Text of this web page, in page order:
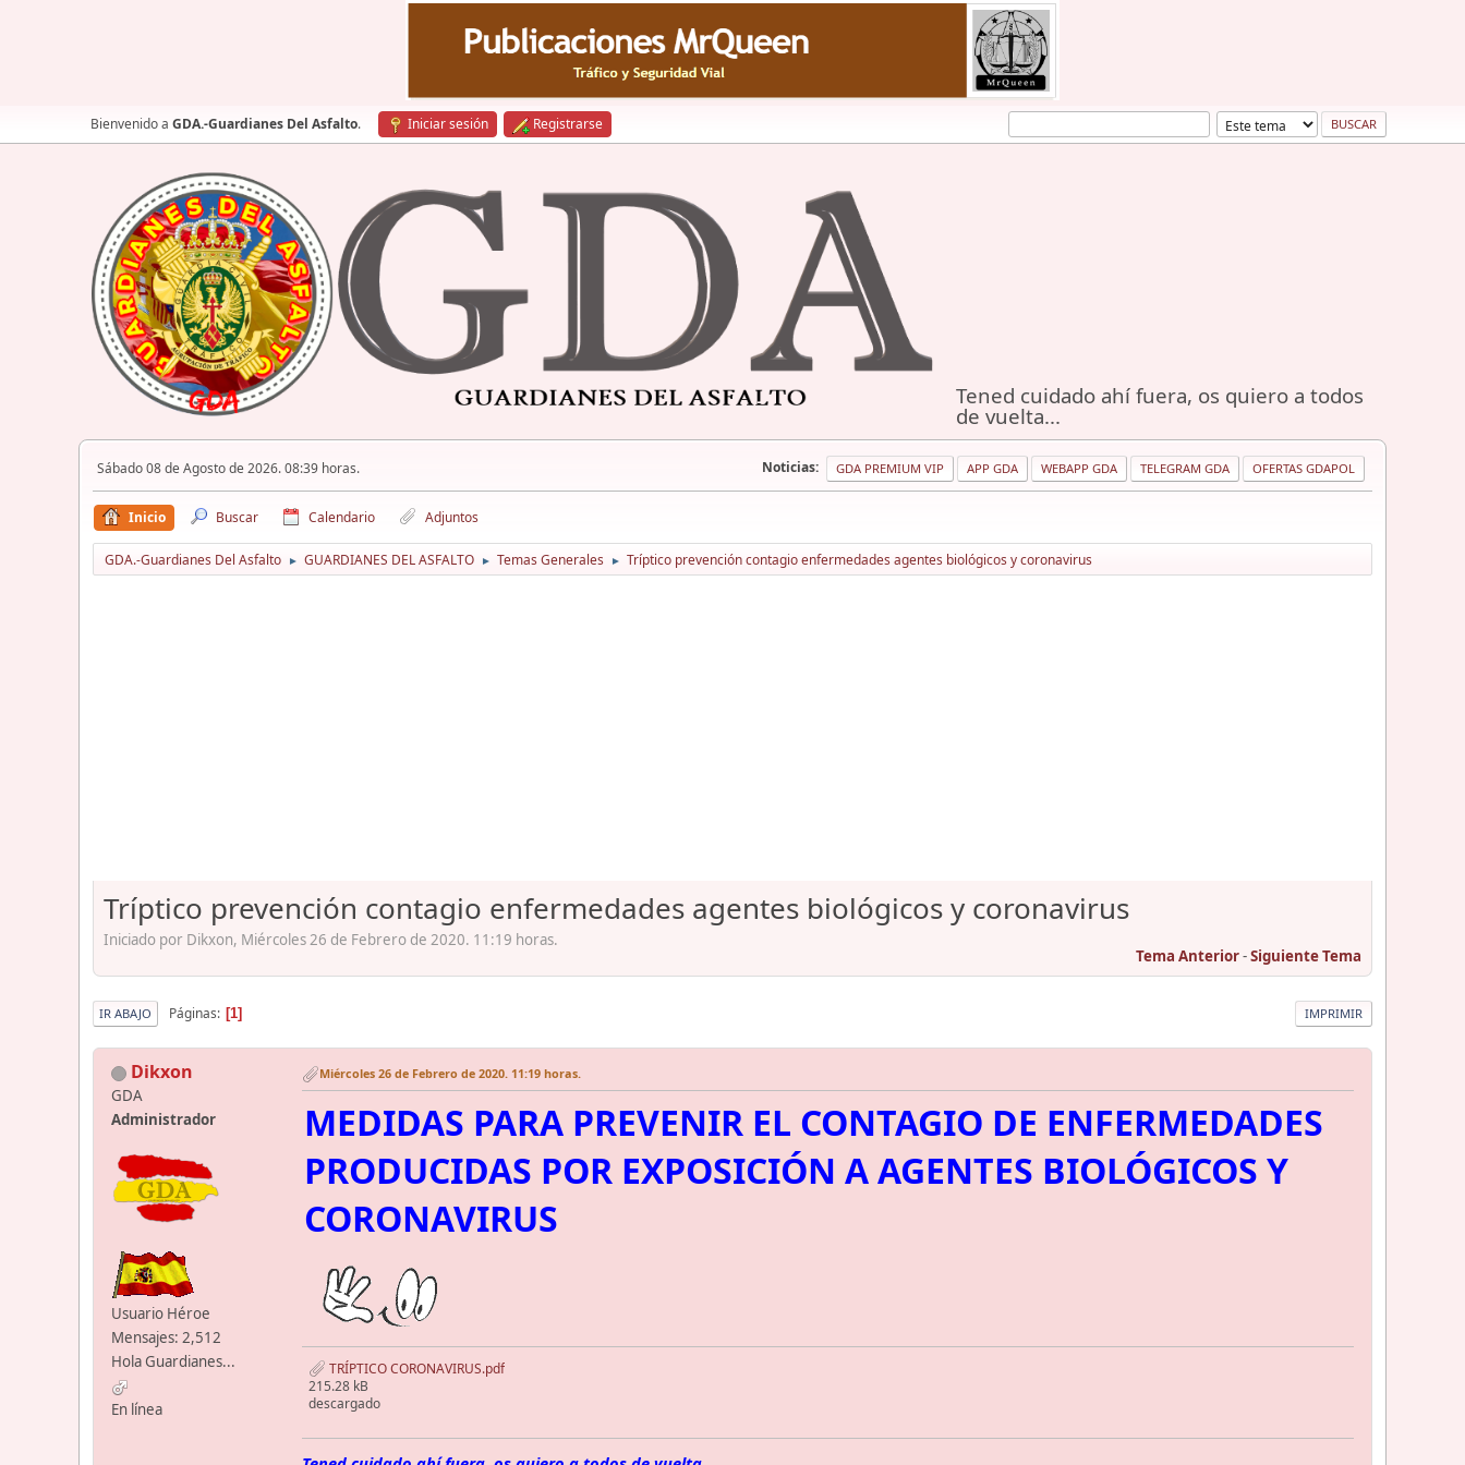
Bienvenido a GDA.-Guardianes Del Asfalto. Iniciar sesión Registrarse
Tened cuidado ahí fuera, os quiero a todos
de vuelta...
Sábado 08 de Agosto de 2026. 08:39 horas. Noticias: GDA PREMIUM VIP APP GDA WEBAPP GDA TELEGRAM GDA OFERTAS GDAPOL
Inicio Buscar Calendario Adjuntos
GDA.-Guardianes Del Asfalto ► GUARDIANES DEL ASFALTO ► Temas Generales ► Tríptico prevención contagio enfermedades agentes biológicos y coronavirus
Tríptico prevención contagio enfermedades agentes biológicos y coronavirus
Iniciado por Dikxon, Miércoles 26 de Febrero de 2020. 11:19 horas.
Tema Anterior-Siguiente Tema
IMPRIMIR
IR ABAJO Páginas 1
Dikxon
GDA
Administrador
Usuario Héroe
Mensajes: 2,512
Hola Guardianes...
En línea
Miércoles 26 de Febrero de 2020. 11:19 horas.
MEDIDAS PARA PREVENIR EL CONTAGIO DE ENFERMEDADES
PRODUCIDAS POR EXPOSICIÓN A AGENTES BIOLÓGICOS Y
CORONAVIRUS
TRÍPTICO CORONAVIRUS.pdf
215.28 kB
descargado